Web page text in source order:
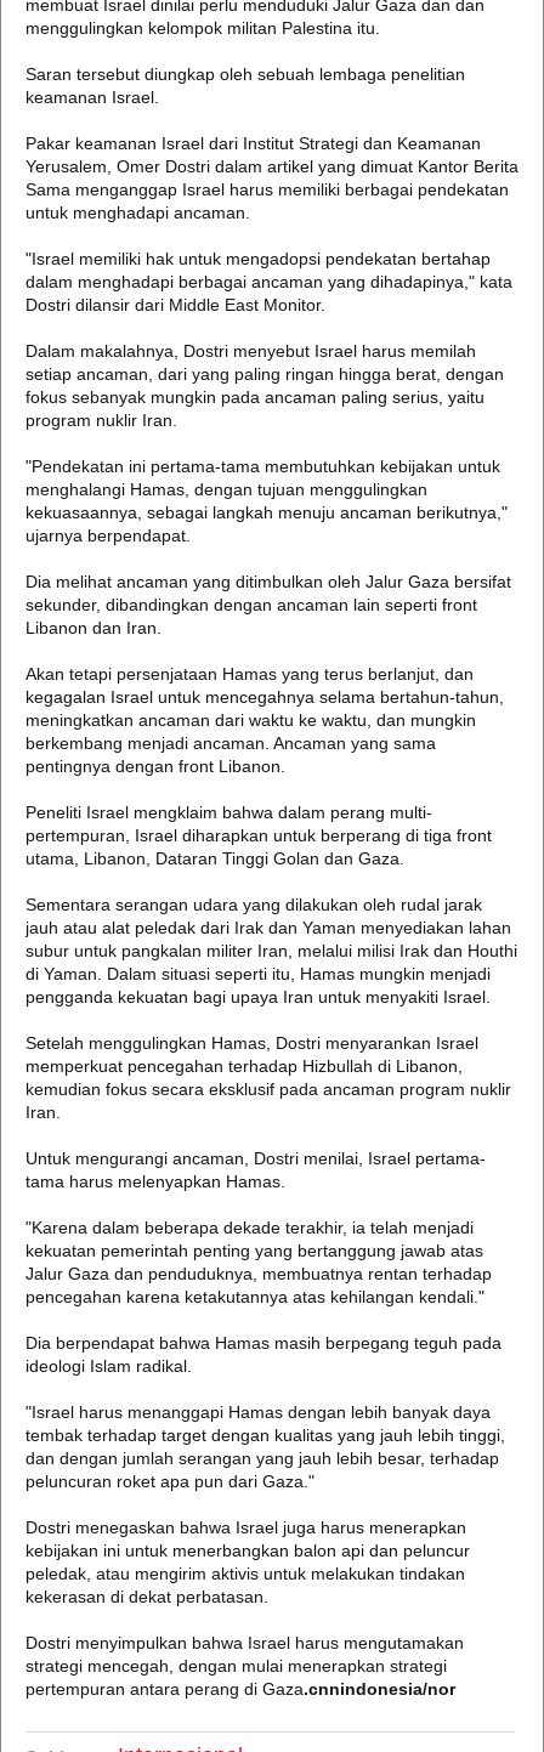
membuat Israel dinilai perlu menduduki Jalur Gaza dan dan
menggulingkan kelompok militan Palestina itu.
Saran tersebut diungkap oleh sebuah lembaga penelitian
keamanan Israel.
Pakar keamanan Israel dari Institut Strategi dan Keamanan
Yerusalem, Omer Dostri dalam artikel yang dimuat Kantor Berita
Sama menganggap Israel harus memiliki berbagai pendekatan
untuk menghadapi ancaman.
"Israel memiliki hak untuk mengadopsi pendekatan bertahap
dalam menghadapi berbagai ancaman yang dihadapinya," kata
Dostri dilansir dari Middle East Monitor.
Dalam makalahnya, Dostri menyebut Israel harus memilah
setiap ancaman, dari yang paling ringan hingga berat, dengan
fokus sebanyak mungkin pada ancaman paling serius, yaitu
program nuklir Iran.
"Pendekatan ini pertama-tama membutuhkan kebijakan untuk
menghalangi Hamas, dengan tujuan menggulingkan
kekuasaannya, sebagai langkah menuju ancaman berikutnya,"
ujarnya berpendapat.
Dia melihat ancaman yang ditimbulkan oleh Jalur Gaza bersifat
sekunder, dibandingkan dengan ancaman lain seperti front
Libanon dan Iran.
Akan tetapi persenjataan Hamas yang terus berlanjut, dan
kegagalan Israel untuk mencegahnya selama bertahun-tahun,
meningkatkan ancaman dari waktu ke waktu, dan mungkin
berkembang menjadi ancaman. Ancaman yang sama
pentingnya dengan front Libanon.
Peneliti Israel mengklaim bahwa dalam perang multi-
pertempuran, Israel diharapkan untuk berperang di tiga front
utama, Libanon, Dataran Tinggi Golan dan Gaza.
Sementara serangan udara yang dilakukan oleh rudal jarak
jauh atau alat peledak dari Irak dan Yaman menyediakan lahan
subur untuk pangkalan militer Iran, melalui milisi Irak dan Houthi
di Yaman. Dalam situasi seperti itu, Hamas mungkin menjadi
pengganda kekuatan bagi upaya Iran untuk menyakiti Israel.
Setelah menggulingkan Hamas, Dostri menyarankan Israel
memperkuat pencegahan terhadap Hizbullah di Libanon,
kemudian fokus secara eksklusif pada ancaman program nuklir
Iran.
Untuk mengurangi ancaman, Dostri menilai, Israel pertama-
tama harus melenyapkan Hamas.
"Karena dalam beberapa dekade terakhir, ia telah menjadi
kekuatan pemerintah penting yang bertanggung jawab atas
Jalur Gaza dan penduduknya, membuatnya rentan terhadap
pencegahan karena ketakutannya atas kehilangan kendali."
Dia berpendapat bahwa Hamas masih berpegang teguh pada
ideologi Islam radikal.
"Israel harus menanggapi Hamas dengan lebih banyak daya
tembak terhadap target dengan kualitas yang jauh lebih tinggi,
dan dengan jumlah serangan yang jauh lebih besar, terhadap
peluncuran roket apa pun dari Gaza."
Dostri menegaskan bahwa Israel juga harus menerapkan
kebijakan ini untuk menerbangkan balon api dan peluncur
peledak, atau mengirim aktivis untuk melakukan tindakan
kekerasan di dekat perbatasan.
Dostri menyimpulkan bahwa Israel harus mengutamakan
strategi mencegah, dengan mulai menerapkan strategi
pertempuran antara perang di Gaza.cnnindonesia/nor